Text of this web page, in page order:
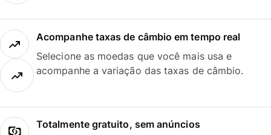
Acompanhe taxas de câmbio em tempo real
Selecione as moedas que você mais usa e
acompanhe a variação das taxas de câmbio.
Totalmente gratuito, sem anúncios